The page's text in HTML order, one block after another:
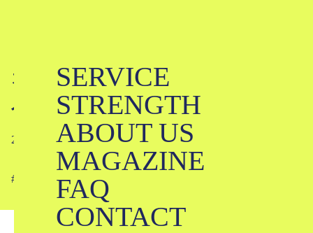
SERVICE
STRENGTH
ABOUT US
MAGAZINE
FAQ
CONTACT
カール・ラガーフェルドってどんな
人？｜Karl Lagerfeld
2024-02-17
#